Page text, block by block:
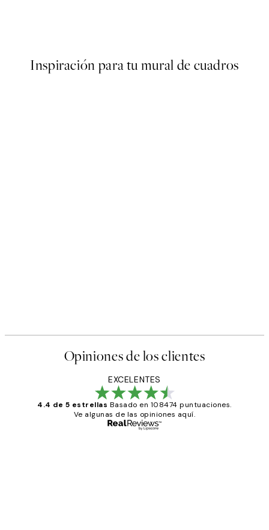
Inspiración para tu mural de cuadros
Opiniones de los clientes
EXCELENTES
4.4 de 5 estrellas Basado en 108474 puntuaciones.
Ve algunas de las opiniones aquí.